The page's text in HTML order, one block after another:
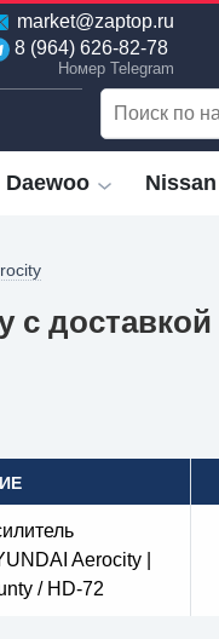
market@zaptop.ru
8 (964) 626-82-78
Номер Telegram
Daewoo Nissan
с
Aerocity |
/ HD-72